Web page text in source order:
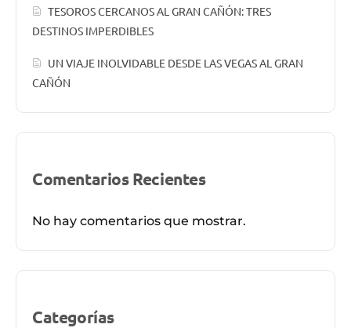
TESOROS CERCANOS AL GRAN CAÑÓN: TRES
DESTINOS IMPERDIBLES
UN VIAJE INOLVIDABLE DESDE LAS VEGAS AL GRAN
CAÑÓN
Comentarios Recientes
No hay comentarios que mostrar.
Categorías